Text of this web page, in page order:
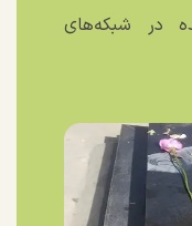
در شبکه‌های